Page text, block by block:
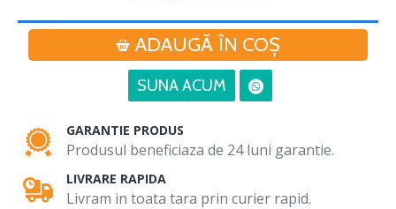
ADAUGĂ ÎN COŞ
SUNA ACUM
GARANTIE PRODUS
Produsul beneficiaza de 24 luni garantie.
LIVRARE RAPIDA
Livram in toata tara prin curier rapid.